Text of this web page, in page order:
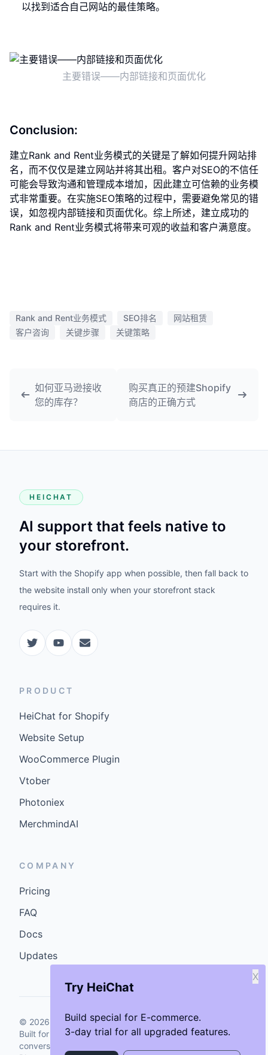
以找到适合自己网站的最佳策略。
主要错误——内部链接和页面优化
Conclusion:
建立Rank and Rent业务模式的关键是了解如何提升网站排
名，而不仅仅是建立网站并将其出租。客户对SEO的不信任
可能会导致沟通和管理成本增加，因此建立可信赖的业务模
式非常重要。在实施SEO策略的过程中，需要避免常见的错
误，如忽视内部链接和页面优化。综上所述，建立成功的
Rank and Rent业务模式将带来可观的收益和客户满意度。
Try HeiChat
Build special for E-commerce.
3-day trial for all upgraded features.
X
Rank and Rent业务模式 SEO排名
网站租赁
客户咨询
关键步骤 关键策略
如何亚马逊接收
您的库存？
购买真正的预建Shopify
商店的正确方式
HEICHAT
AI support that feels native to
your storefront.
Start with the Shopify app when possible, then fall back to
the website install only when your storefront stack
requires it.
PRODUCT
HeiChat for Shopify
Website Setup
WooCommerce Plugin
Vtober
Photoniex
MerchmindAI
COMPANY
Pricing
FAQ
Docs
Updates
© 2026 GenCybers Inc. All rights reserved.
Built for storefronts that want faster answers and cleaner
conversions.